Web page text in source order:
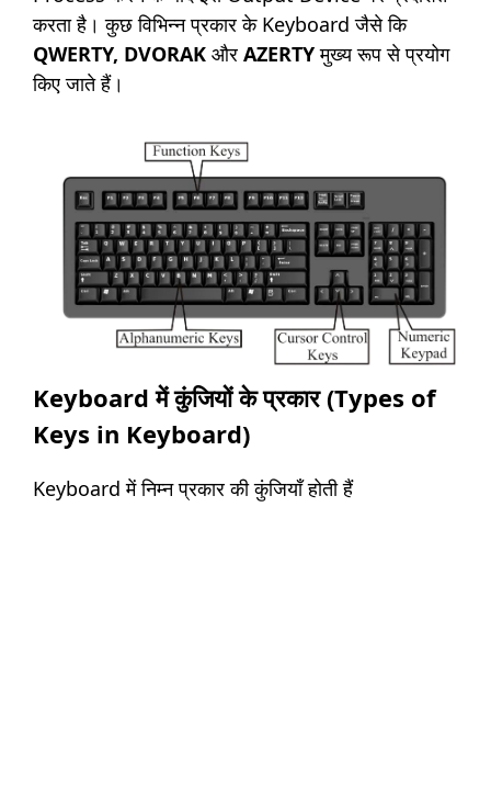
करता है। कुछ विभिन्न प्रकार के Keyboard जैसे कि
QWERTY, DVORAK और AZERTYमुख्य रूप से प्रयोग
किए जाते हैं।
Keyboard में कुंजियों के प्रकार (Types of
Keys in Keyboard)
Keyboard में निम्न प्रकार की कुंजियाँ होती हैं